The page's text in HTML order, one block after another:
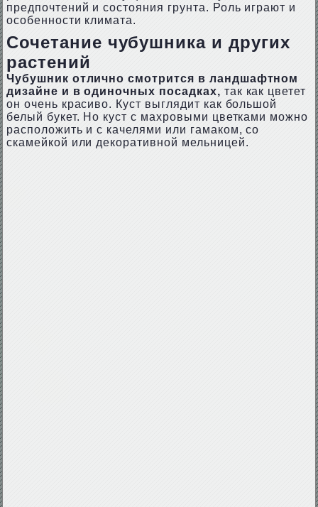
предпочтений и состояния грунта. Роль играют и
особенности климата.
Сочетание чубушника и других
растений
Чубушник отлично смотрится в ландшафтном
дизайне и в одиночных посадках, так как цветет
он очень красиво. Куст выглядит как большой
белый букет. Но куст с махровыми цветками можно
расположить и с качелями или гамаком, со
скамейкой или декоративной мельницей.